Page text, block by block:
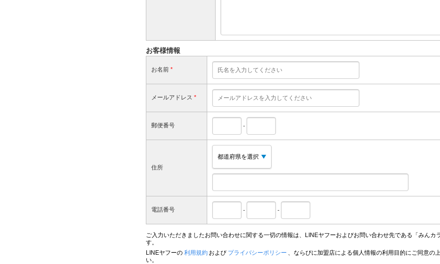
お客様情報
お名前 *
メールアドレス *
郵便番号 -
住所
電話番号 - -
ご入力いただきましたお問い合わせに関する一切の情報は、LINEヤフーおよびお問い合わせ先である「みんカ
す。
LINEヤフーの 利用規約 および プライバシーポリシー 、ならびに加盟店による個人情報の利用目的にご同意の
い。